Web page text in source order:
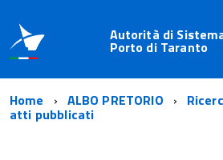
Autorità di
Porto di Taranto
Home ALBO PRETORIO
atti pubblicati